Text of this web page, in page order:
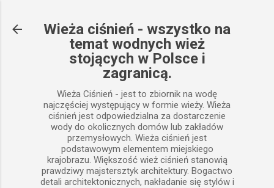
Wieża ciśnień - wszystko na
temat wodnych wież
stojących w Polsce i
zagranicą.
Wieża Ciśnień - jest to zbiornik na wodę
najczęściej występujący w formie wieży. Wieża
ciśnień jest odpowiedzialna za dostarczenie
wody do okolicznych domów lub zakładów
przemysłowych. Wieża ciśnień jest
podstawowym elementem miejskiego
krajobrazu. Większość wież ciśnień stanowią
prawdziwy majstersztyk architektury. Bogactwo
detali architektonicznych, nakładanie się stylów i